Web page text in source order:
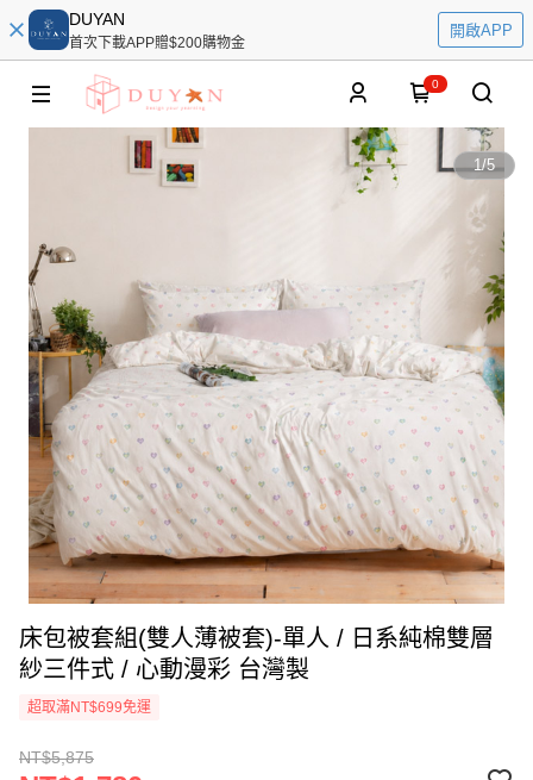
DUYAN
首次下載APP贈$200購物金
開啟APP
0
1/5
床包被套組(雙人薄被套)-單人 / 日系純棉雙層
紗三件式 / 心動漫彩 台灣製
超取滿NT$699免運
NT$5,875